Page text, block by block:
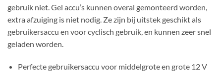
gebruik niet. Gel accu’s kunnen overal gemonteerd worden,
extra afzuiging is niet nodig. Ze zijn bij uitstek geschikt als
gebruikersaccu en voor cyclisch gebruik, en kunnen zeer snel
geladen worden.
Perfecte gebruikersaccu voor middelgrote en grote 12 V